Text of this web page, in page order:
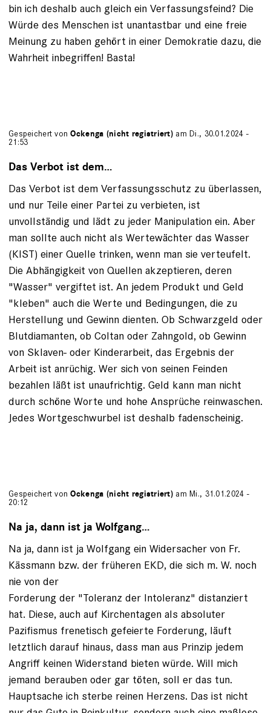
bin ich deshalb auch gleich ein Verfassungsfeind? Die
Würde des Menschen ist unantastbar und eine freie
Meinung zu haben gehört in einer Demokratie dazu, die
Wahrheit inbegriffen! Basta!
Gespeichert vonOckenga (nicht registriert) am Di., 30.01.2024 -
21:53
Das Verbot ist dem…
Das Verbot ist dem Verfassungsschutz zu überlassen,
und nur Teile einer Partei zu verbieten, ist
unvollständig und lädt zu jeder Manipulation ein. Aber
man sollte auch nicht als Wertewächter das Wasser
(KIST) einer Quelle trinken, wenn man sie verteufelt.
Die Abhängigkeit von Quellen akzeptieren, deren
"Wasser" vergiftet ist. An jedem Produkt und Geld
"kleben" auch die Werte und Bedingungen, die zu
Herstellung und Gewinn dienten. Ob Schwarzgeld oder
Blutdiamanten, ob Coltan oder Zahngold, ob Gewinn
von Sklaven- oder Kinderarbeit, das Ergebnis der
Arbeit ist anrüchig. Wer sich von seinen Feinden
bezahlen läßt ist unaufrichtig. Geld kann man nicht
durch schöne Worte und hohe Ansprüche reinwaschen.
Jedes Wortgeschwurbel ist deshalb fadenscheinig.
Gespeichert vonOckenga (nicht registriert) am Mi., 31.01.2024 -
20:12
Na ja, dann ist ja Wolfgang…
Na ja, dann ist ja Wolfgang ein Widersacher von Fr.
Kässmann bzw. der früheren EKD, die sich m. W. noch
nie von der
Forderung der "Toleranz der Intoleranz" distanziert
hat. Diese, auch auf Kirchentagen als absoluter
Pazifismus frenetisch gefeierte Forderung, läuft
letztlich darauf hinaus, dass man aus Prinzip jedem
Angriff keinen Widerstand bieten würde. Will mich
jemand berauben oder gar töten, soll er das tun.
Hauptsache ich sterbe reinen Herzens. Das ist nicht